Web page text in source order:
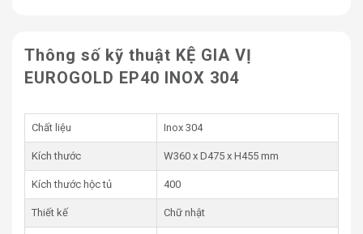
Thông số kỹ thuật KỆ GIA VỊ
EUROGOLD EP40 INOX 304
Chất liệu Inox 304
Kích thước W360 x D475 x H455 mm
Kích thước hộc tủ 400
Thiết kế Chữ nhật